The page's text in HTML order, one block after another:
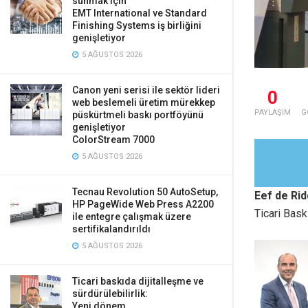
EMT International ve Standard
Finishing Systems iş birliğini
genişletiyor
5 AĞUSTOS 2026
Canon yeni serisi ile sektör lideri
web beslemeli üretim mürekkep
püskürtmeli baskı portföyünü
genişletiyor
ColorStream 7000
5 AĞUSTOS 2026
Tecnau Revolution 50 AutoSetup,
HP PageWide Web Press A2200
ile entegre çalışmak üzere
sertifikalandırıldı
5 AĞUSTOS 2026
Ticari baskıda dijitalleşme ve
sürdürülebilirlik:
0
PAYLAŞIM
Eef de
Ticari